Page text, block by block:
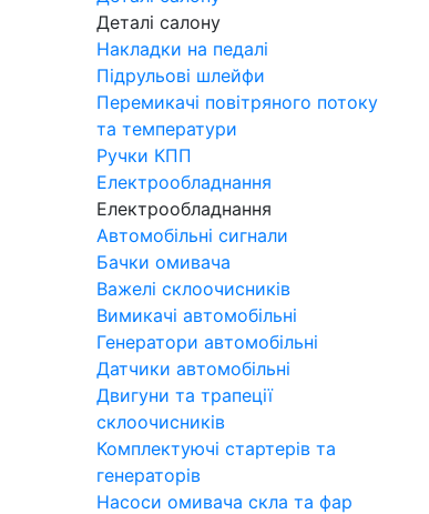
Деталі салону
Накладки на педалі
Підрульові шлейфи
Перемикачі повітряного потоку
та температури
Ручки КПП
Електрообладнання
Електрообладнання
Автомобільні сигнали
Бачки омивача
Важелі склоочисників
Вимикачі автомобільні
Генератори автомобільні
Датчики автомобільні
Двигуни та трапеції
склоочисників
Комплектуючі стартерів та
генераторів
Насоси омивача скла та фар